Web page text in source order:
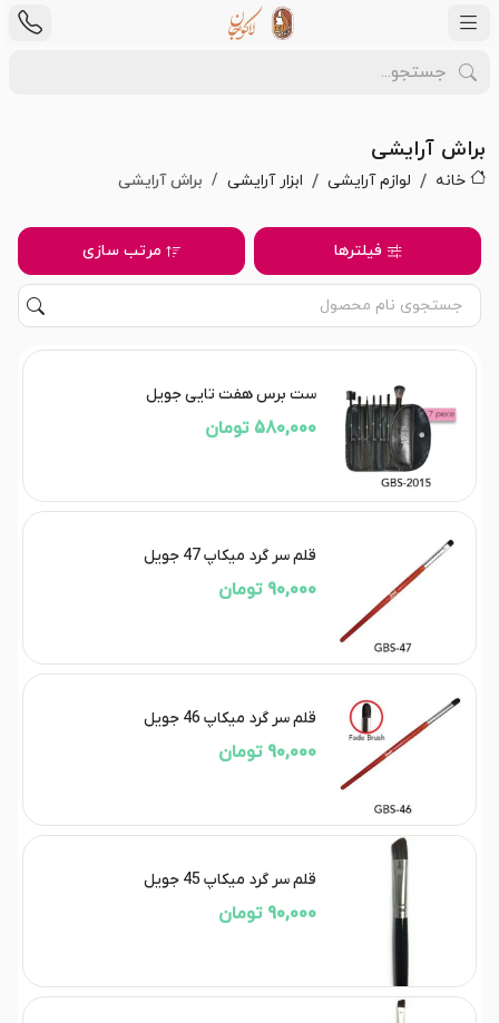
براش آرایشی
خانه لوازم آرایشی ابزار آرایشی براش آرایشی
فیلترها مرتب سازی
ست برس هفت تایی جویل
580,000 تومان
قلم سر گرد میکاپ 47 جویل
90,000 تومان
قلم سر گرد میکاپ 46 جویل
90,000 تومان
قلم سر گرد میکاپ 45 جویل
90,000 تومان